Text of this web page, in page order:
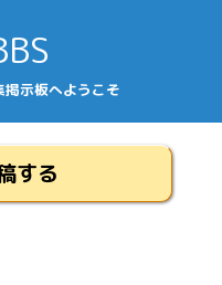
示板へようこそ
する